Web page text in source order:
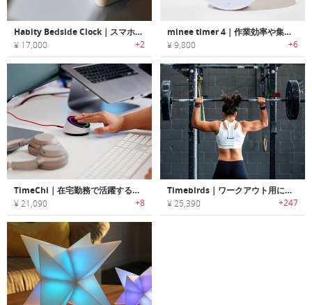
Habity Bedside Clock｜スマホ不要で使えるシンプル操作のアラーム
¥ 17,000 +2
minee timer 4｜作業効率や集中力を向上するポモドーロタイマー
¥ 9,800 +6
TimeChi｜在宅勤務で活躍する物理的・デジタル的な注意散漫をブロックする生産性向上ツール「タイムチー」
¥ 21,090 +8
Timebirds｜ワークアウト用に設計されたポータブルタイマー「タイムバード」
¥ 25,390 +247